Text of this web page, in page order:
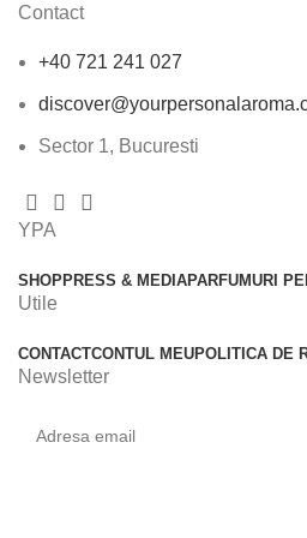
Contact
+40 721 241 027
Sector 1, Bucuresti
YPA
SHOPPRESS & MEDIAPARFUMURI
Utile
CONTACTCONTUL MEUPOLITICA DE
Newsletter